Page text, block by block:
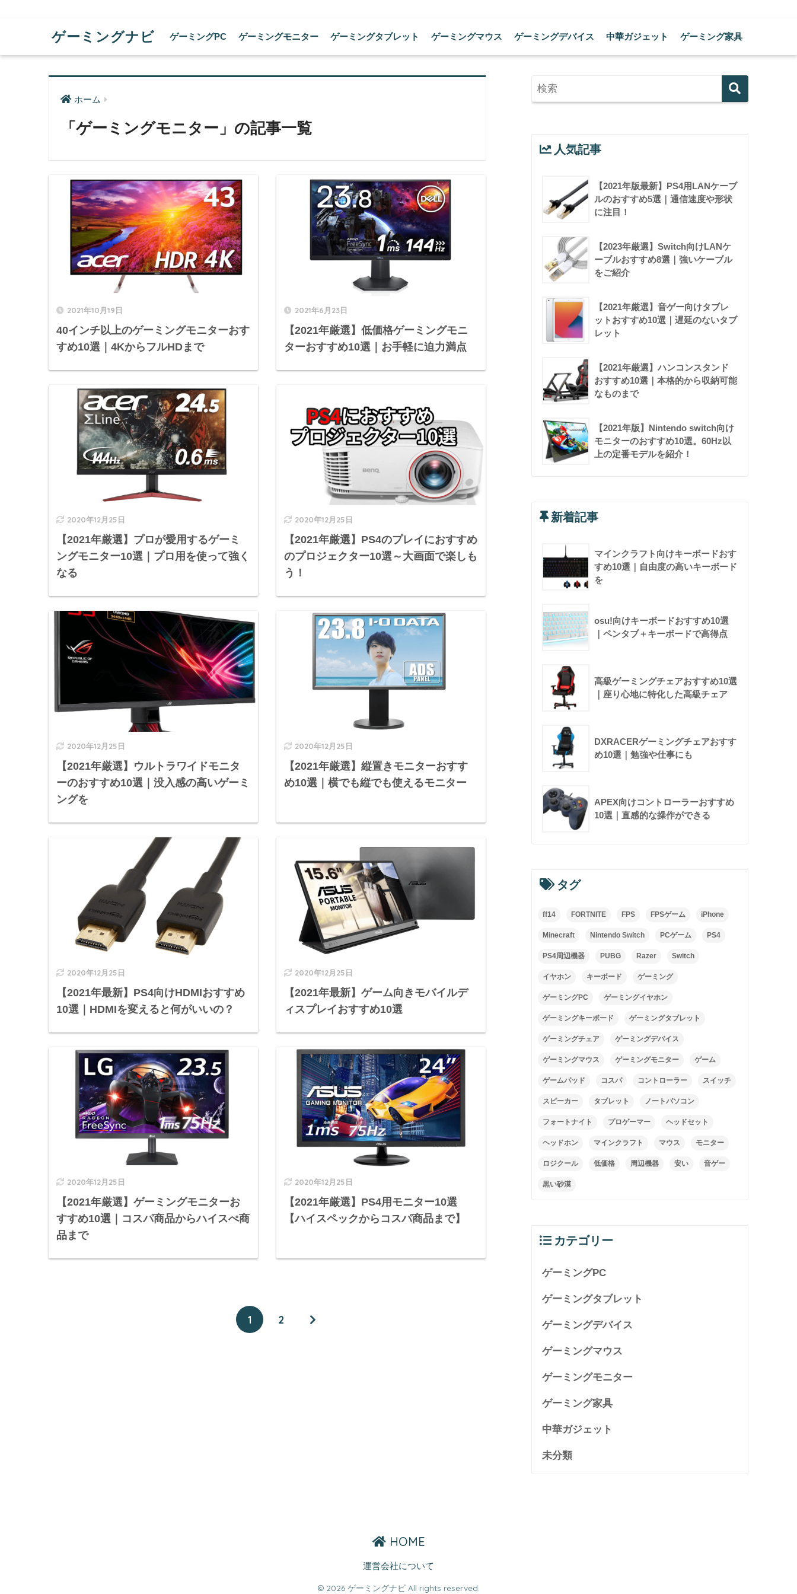
ゲーミングナビ ゲーミングPC ゲーミングモニター ゲーミングタブレット ゲーミングマウス ゲーミングデバイス 中華ガジェット ゲーミング家具
ホーム
「ゲーミングモニター」の記事一覧
2021年10月19日
40インチ以上のゲーミングモニターおす
すめ10選｜4KからフルHDまで
2021年6月23日
【2021年厳選】低価格ゲーミングモニ
ターおすすめ10選｜お手軽に迫力満点
2020年12月25日
【2021年厳選】プロが愛用するゲーミ
ングモニター10選｜プロ用を使って強く
なる
2020年12月25日
【2021年厳選】PS4のプレイにおすすめ
のプロジェクター10選～大画面で楽しも
う！
2020年12月25日
【2021年厳選】ウルトラワイドモニタ
ーのおすすめ10選｜没入感の高いゲーミ
ングを
2020年12月25日
【2021年厳選】縦置きモニターおすす
め10選｜横でも縦でも使えるモニター
2020年12月25日
【2021年最新】PS4向けHDMIおすすめ
10選｜HDMIを変えると何がいいの？
2020年12月25日
【2021年最新】ゲーム向きモバイルデ
ィスプレイおすすめ10選
2020年12月25日
【2021年厳選】ゲーミングモニターお
すすめ10選｜コスパ商品からハイスぺ商
品まで
2020年12月25日
【2021年厳選】PS4用モニター10選
【ハイスペックからコスパ商品まで】
1 2
人気記事
【2021年版最新】PS4用LANケーブ
ルのおすすめ5選｜通信速度や形状
に注目！
【2023年厳選】Switch向けLANケ
ーブルおすすめ8選｜強いケーブル
をご紹介
【2021年厳選】音ゲー向けタブレ
ットおすすめ10選｜遅延のないタブ
レット
【2021年厳選】ハンコンスタンド
おすすめ10選｜本格的から収納可能
なものまで
【2021年版】Nintendo switch向け
モニターのおすすめ10選。60Hz以
上の定番モデルを紹介！
新着記事
マインクラフト向けキーボードおす
すめ10選｜自由度の高いキーボード
を
osu!向けキーボードおすすめ10選
｜ペンタブ＋キーボードで高得点
高級ゲーミングチェアおすすめ10選
｜座り心地に特化した高級チェア
DXRACERゲーミングチェアおすす
め10選｜勉強や仕事にも
APEX向けコントローラーおすすめ
10選｜直感的な操作ができる
タグ
ff14 FORTNITE FPS FPSゲーム iPhone
Minecraft Nintendo Switch PCゲーム PS4
PS4周辺機器 PUBG Razer Switch
イヤホン キーボード ゲーミング
ゲーミングPC ゲーミングイヤホン
ゲーミングキーボード ゲーミングタブレット
ゲーミングチェア ゲーミングデバイス
ゲーミングマウス ゲーミングモニター ゲーム
ゲームパッド コスパ コントローラー スイッチ
スピーカー タブレット ノートパソコン
フォートナイト プロゲーマー ヘッドセット
ヘッドホン マインクラフト マウス モニター
ロジクール 低価格 周辺機器 安い 音ゲー
黒い砂漠
カテゴリー
ゲーミングPC
ゲーミングタブレット
ゲーミングデバイス
ゲーミングマウス
ゲーミングモニター
ゲーミング家具
中華ガジェット
未分類
HOME
運営会社について
© 2026 ゲーミングナビ All rights reserved.